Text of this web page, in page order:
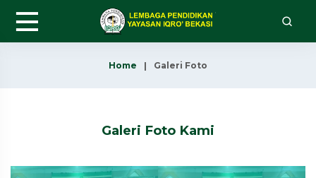
Home Galeri Foto
Galeri Foto Kami